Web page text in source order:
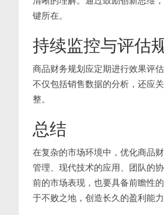
键所在。
持续监控与评估
商品财务规划应定期进行效果评
不仅包括销售数据的分析，还应
整。
总结
在复杂的市场环境中，优化商品
管理、现代技术的应用、团队的
前的市场表现，也要具备前瞻性
于不败之地，创造长久的盈利能力